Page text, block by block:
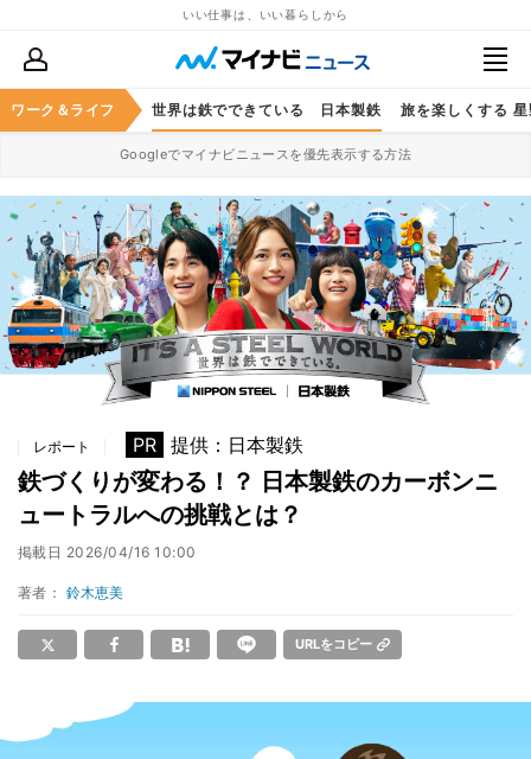
いい仕事は、いい暮らしから
ワーク＆ライフ
アイのある暮らし 世界は鉄でできている 日本製鉄 旅を楽しくする
Googleでマイナビニュースを優先表示する方法
レポート PR 提供：日本製鉄
鉄づくりが変わる！？ 日本製鉄のカーボンニ
ュートラルへの挑戦とは？
掲載日 2026/04/16 10:00
著者： 鈴木恵美
URLをコピー